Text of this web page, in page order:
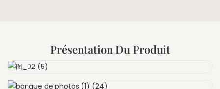
Présentation Du Produit